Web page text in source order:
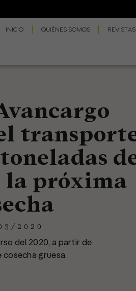
INICIO QUIÉNES SOMOS REVISTAS
la próxima
2020
del 2020, a partir de
cosecha gruesa.